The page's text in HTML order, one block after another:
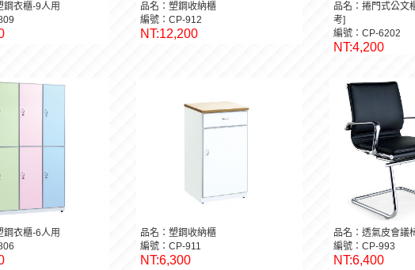
鋼衣櫃-9人用
品名：塑鋼收納櫃
編號：CP-912
NT:12,200
品名：捲門式公文
考]
編號：CP-6202
NT:4,200
鋼衣櫃-6人用
品名：塑鋼收納櫃
編號：CP-911
NT:6,300
品名：透氣皮會議
編號：CP-993
NT:6,400